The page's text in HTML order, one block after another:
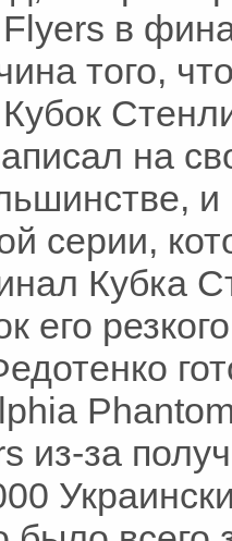
в
того,
на
и
серии,
Кубка
его
из-за